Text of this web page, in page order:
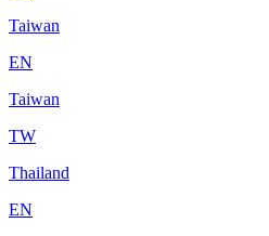
Taiwan
EN
Taiwan
TW
Thailand
EN